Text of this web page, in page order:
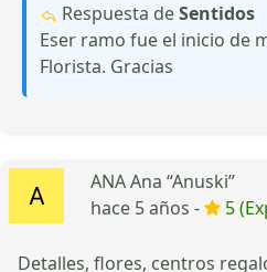
Respuesta deSentidos
Eser ramo fue el inicio de
Florista. Gracias
ANA Ana “Anuski”
hace 5 años -
5
Detalles, flores, centros